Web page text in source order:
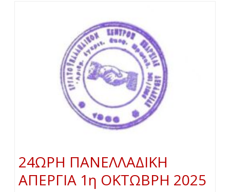
24ΩΡΗ ΠΑΝΕΛΛΑΔΙΚΗ
ΑΠΕΡΓΙΑ 1η ΟΚΤΩΒΡΗ 2025